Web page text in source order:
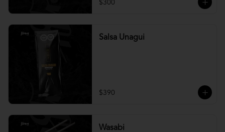
$300
Salsa Unagui
$390
Wasabi